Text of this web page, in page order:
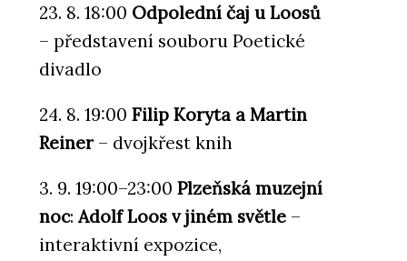
23. 8. 18:00 Odpolední čaj u Loosů
– představení souboru Poetické
divadlo
24. 8. 19:00 Filip Koryta a Martin
Reiner– dvojkřest knih
3. 9. 19:00–23:00 Plzeňská muzejní
noc:Adolf Loos v jiném světle –
interaktivní expozice,